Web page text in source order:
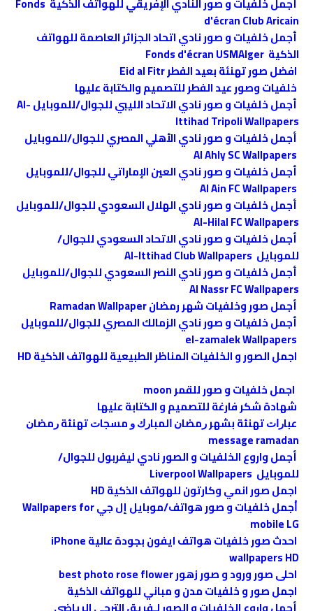
d'écran Club Aricain
أجمل خلفيات و صور نادي اتحاد الجزائر العاصمة للهواتف
الذكية Fonds d'écran USMAlger
افضل صور تهنئة بعيد الفطر Eid al Fitr
خلفيات وصور عيد الفطر للتصميم والكتابة عليها
أجمل خلفيات و صور نادي الاتحاد الليبي للجوال/للموبايل Al-
Ittihad Tripoli Wallpapers
أجمل خلفيات و صور نادي الأهلي المصري للجوال/للموبايل
أجمل خلفيات و صور نادي العين الإماراتي للجوال/للموبايل
أجمل خلفيات و صور نادي الهلال السعودي للجوال/للموبايل
Al-Hilal FC Wallpapers
أجمل خلفيات و صور نادي الاتحاد السعودي للجوال/
للموبايل Al-Ittihad Club Wallpapers
أجمل خلفيات و صور نادي النصر السعودي للجوال/للموبايل
Al Nassr FC Wallpapers
أجمل صور وخلفيات شهر رمضان Ramadan Wallpaper
أجمل خلفيات و صور نادي الزمالك المصري للجوال/للموبايل
اجمل خلفيات و صور للقمر moon
شهادة شكر فارغة للتصميم و الكتابة عليها
ﻋﺒﺎﺭﺍﺕ ﺗﻬﻨﺌﺔ ﺑﺸﻬﺮ ﺭﻣﻀﺎﻥ ﺍﻟﻤﺒﺎﺭﻙ ﻭ ﻣﺴﺠﺎﺕ ﺗﻬﻨﺌﺔ ﺭﻣﻀﺎﻥ
message ramadan
أجمل واروع الخلفيات و الصور نادي ليفربول للجوال/
للموبايل Liverpool Wallpapers
اجمل صور انمي وكارتون للهواتف الذكية HD
ﺃجمل خلفيات و صور هواتف/موبايل إل جي Wallpapers for
mobile LG
احدث صور خلفيات هواتف ايفون بجودة عالية iPhone
wallpapers HD
احلى صور ورود و صور زهور ‪best photo rose flower‬‏
اجمل صور و خلفيات مدن و مباني للهواتف الذكية